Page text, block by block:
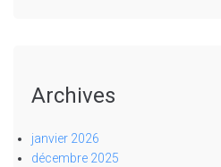
Archives
janvier 2026
décembre 2025